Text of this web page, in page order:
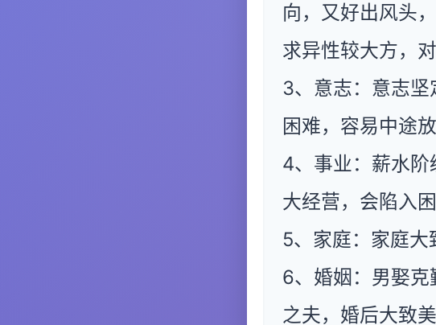
向，又好出风头
求异性较大方，
3、意志：意志
困难，容易中途放
4、事业：薪水
大经营，会陷入困
5、家庭：家庭大
6、婚姻：男娶
之夫，婚后大致美